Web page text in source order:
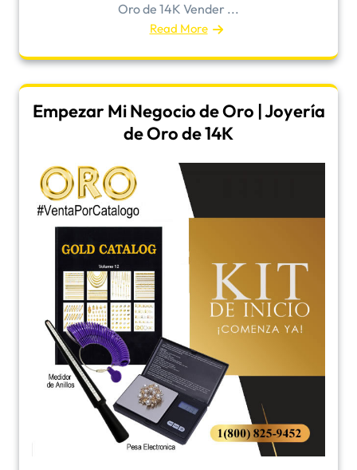
Oro de 14K Vender ...
Read More
Empezar Mi Negocio de Oro | Joyería
de Oro de 14K